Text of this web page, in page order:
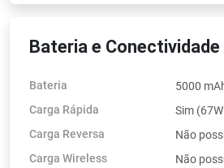
Bateria e Conectividade
Bateria
5000
Carga Rápida
Sim
Carga Reversa
Não
Carga Wireless
Não